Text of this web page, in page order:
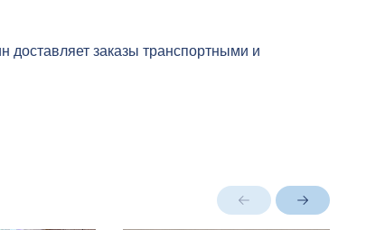
доставляет заказы транспортными и